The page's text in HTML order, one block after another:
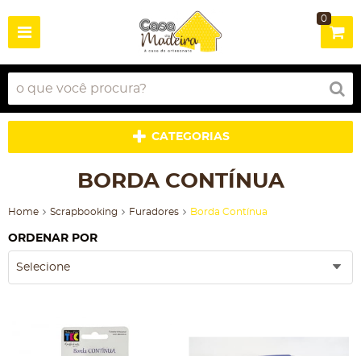
0
CATEGORIAS
BORDA CONTÍNUA
Home Scrapbooking Furadores Borda Contínua
ORDENAR POR
Selecione